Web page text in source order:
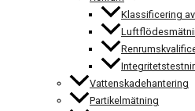
Klassificering
Vattenskadehantering
Partikelmätning